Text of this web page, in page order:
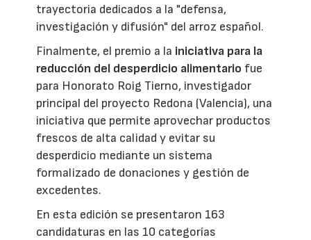
trayectoria dedicados a la "defensa,
investigación y difusión" del arroz español.
Finalmente, el premio a la iniciativa para la
reducción del desperdicio alimentario fue
para Honorato Roig Tierno, investigador
principal del proyecto Redona (Valencia), una
iniciativa que permite aprovechar productos
frescos de alta calidad y evitar su
desperdicio mediante un sistema
formalizado de donaciones y gestión de
excedentes.
En esta edición se presentaron 163
candidaturas en las 10 categorías